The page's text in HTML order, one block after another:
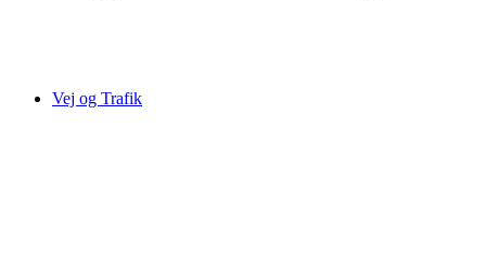
Vej og Trafik